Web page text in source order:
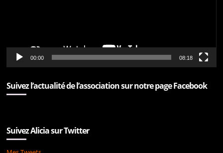
00:00 08:18
Suivez l’actualité de l’association sur notre page Facebook
Suivez Alicia sur Twitter